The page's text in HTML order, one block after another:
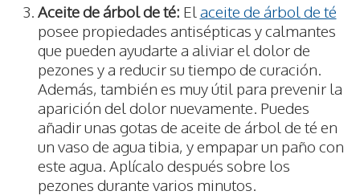
Aceite de árbol de té: El aceite de árbol de té
posee propiedades antisépticas y calmantes
que pueden ayudarte a aliviar el dolor de
pezones y a reducir su tiempo de curación.
Además, también es muy útil para prevenir la
aparición del dolor nuevamente. Puedes
añadir unas gotas de aceite de árbol de té en
un vaso de agua tibia, y empapar un paño con
este agua. Aplícalo después sobre los
pezones durante varios minutos.